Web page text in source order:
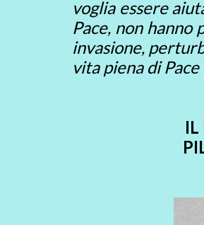
voglia essere
Pace, non
invasione,
vita piena di
IL